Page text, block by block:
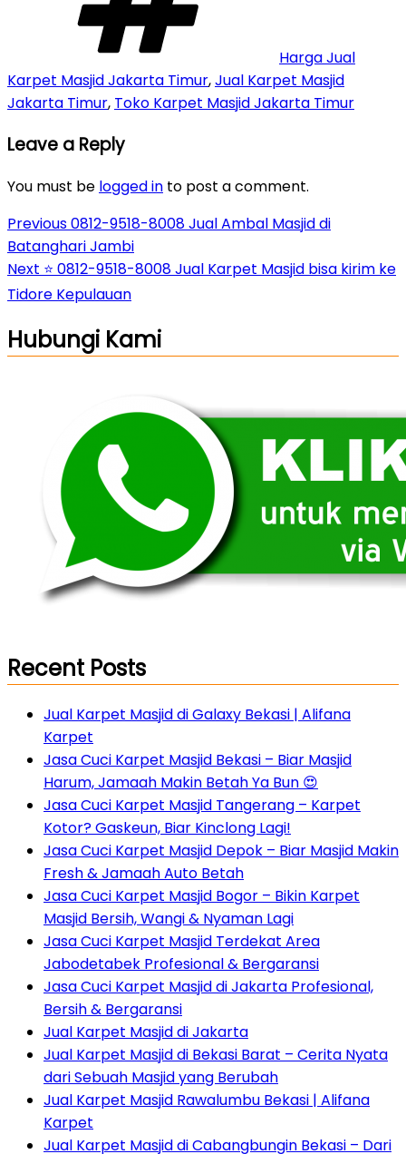
Harga Jual
Karpet Masjid Jakarta Timur,Jual Karpet Masjid
Jakarta Timur, Toko Karpet Masjid Jakarta Timur
Leave a Reply
You must be logged in to post a comment.
Post
navigation
Previous
Post
Previous0812-9518-8008 Jual Ambal Masjid di
Batanghari Jambi
Next
Post
Next ⭐ 0812-9518-8008 Jual Karpet Masjid bisa kirim ke
Tidore Kepulauan
Hubungi Kami
Recent Posts
Jual Karpet Masjid di Galaxy Bekasi | Alifana
Karpet
Jasa Cuci Karpet Masjid Bekasi – Biar Masjid
Harum, Jamaah Makin Betah Ya Bun 😍
Jasa Cuci Karpet Masjid Tangerang – Karpet
Kotor? Gaskeun, Biar Kinclong Lagi!
Jasa Cuci Karpet Masjid Depok – Biar Masjid Makin
Fresh & Jamaah Auto Betah
Jasa Cuci Karpet Masjid Bogor – Bikin Karpet
Masjid Bersih, Wangi & Nyaman Lagi
Jasa Cuci Karpet Masjid Terdekat Area
Jabodetabek Profesional & Bergaransi
Jasa Cuci Karpet Masjid di Jakarta Profesional,
Bersih & Bergaransi
Jual Karpet Masjid di Jakarta
Jual Karpet Masjid di Bekasi Barat – Cerita Nyata
dari Sebuah Masjid yang Berubah
Jual Karpet Masjid Rawalumbu Bekasi | Alifana
Karpet
Jual Karpet Masjid di Cabangbungin Bekasi – Dari